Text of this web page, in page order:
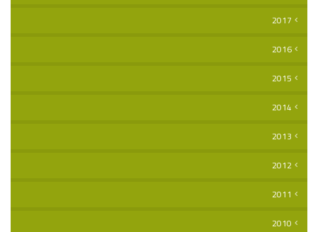
2017
2016
2015
2014
2013
2012
2011
2010